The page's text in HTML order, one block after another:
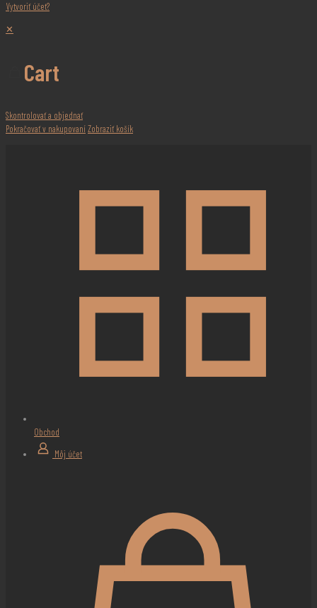
Vytvoriť účet?
✕
Cart
Skontrolovať a objednať
Pokračovať v nakupovaníZobraziť košík
Obchod
Môj účet